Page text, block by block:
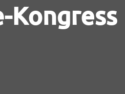
Kongress